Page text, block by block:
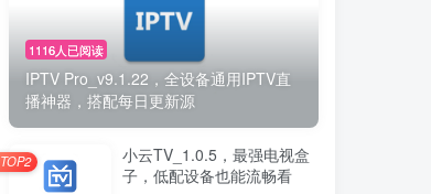
1116人已阅读
IPTV Pro_v9.1.22，全设备通用IPTV直
播神器，搭配每日更新源
小云TV_1.0.5，最强电视盒
子，低配设备也能流畅看
TOP2